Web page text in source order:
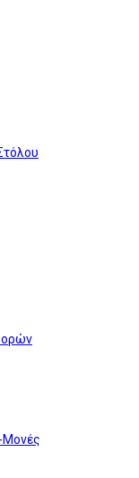
Μονές